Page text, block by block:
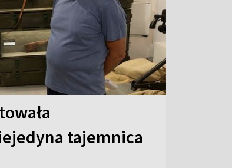
tajemnica